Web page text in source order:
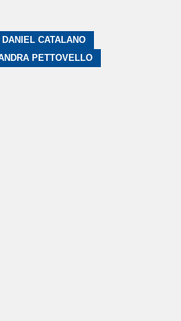
DANIEL CATALANO
PETTOVELLO